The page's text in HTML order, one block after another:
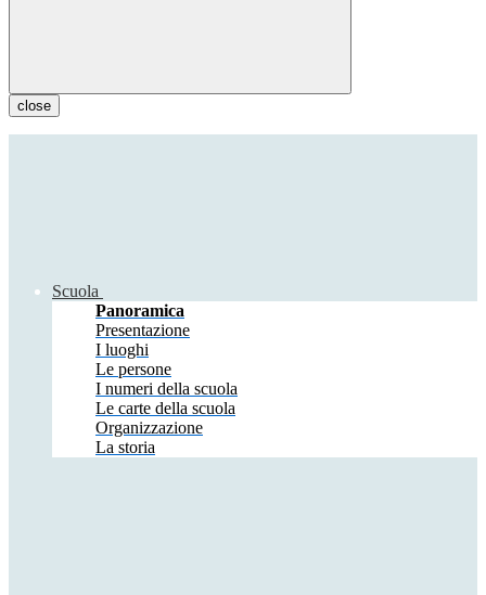
close
Scuola
Panoramica
Presentazione
I luoghi
Le persone
I numeri della scuola
Le carte della scuola
Organizzazione
La storia